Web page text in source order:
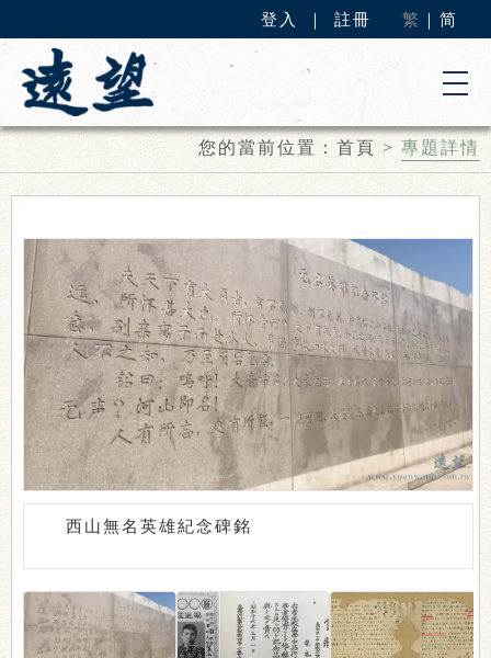
登入 註冊 繁 简
您的當前位置： 首頁>專題詳情
西山無名英雄紀念碑銘